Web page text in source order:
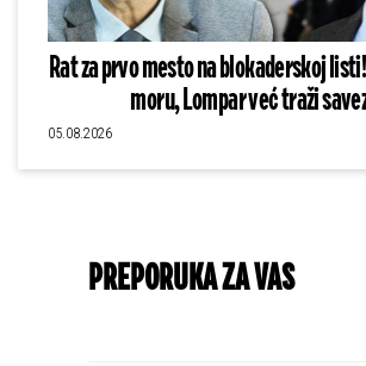
Rat za prvo mesto na blokaderskoj
moru, Lompar već traži
05.08.2026
PREPORUKA ZA VAS